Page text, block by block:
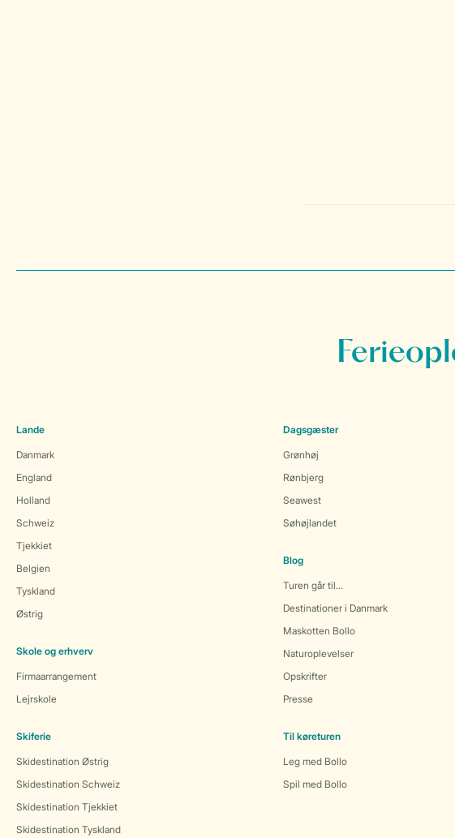
Lande
Danmark
England
Holland
Schweiz
Tjekkiet
Belgien
Tyskland
Østrig
Skole og erhverv
Firmaarrangement
Lejrskole
Skiferie
Skidestination Østrig
Skidestination Schweiz
Skidestination Tjekkiet
Skidestination Tyskland
Dagsgæster
Grønhøj
Rønbjerg
Seawest
Søhøjlandet
Blog
Turen går til...
Destinationer i Danmark
Maskotten Bollo
Naturoplevelser
Opskrifter
Presse
Til køreturen
Leg med Bollo
Spil med Bollo